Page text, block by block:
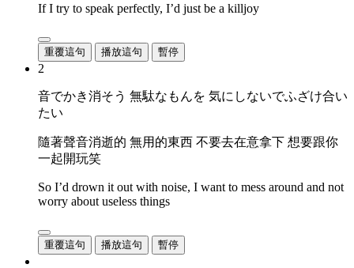
If I try to speak perfectly, I’d just be a killjoy
重覆這句 播放這句 暫停
2
音でかき消そう 無駄なもんを 気にしないでふざけ合い
たい
隨著聲音消逝的 無用的東西 不要去在意拿下 想要跟你
一起開玩笑
So I’d drown it out with noise, I want to mess around and not
worry about useless things
重覆這句 播放這句 暫停